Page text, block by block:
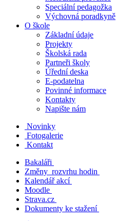
Speciální pedagožka
Výchovná poradkyně
O škole
Základní údaje
Projekty
Školská rada
Partneři školy
Úřední deska
E-podatelna
Povinné informace
Kontakty
Napište nám
Novinky
Fotogalerie
Kontakt
Bakaláři
Změny rozvrhu hodin
Kalendář akcí
Moodle
Strava.cz
Dokumenty ke stažení